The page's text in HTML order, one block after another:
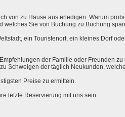
von zu Hause aus erledigen. Warum
welches Sie von Buchung zu Buchung
ein Touristenort, ein kleines Dorf
der Familie oder Freunden
Schweigen der täglich Neukunden,
Preise zu ermitteln.
letzte Reservierung mit uns sein.